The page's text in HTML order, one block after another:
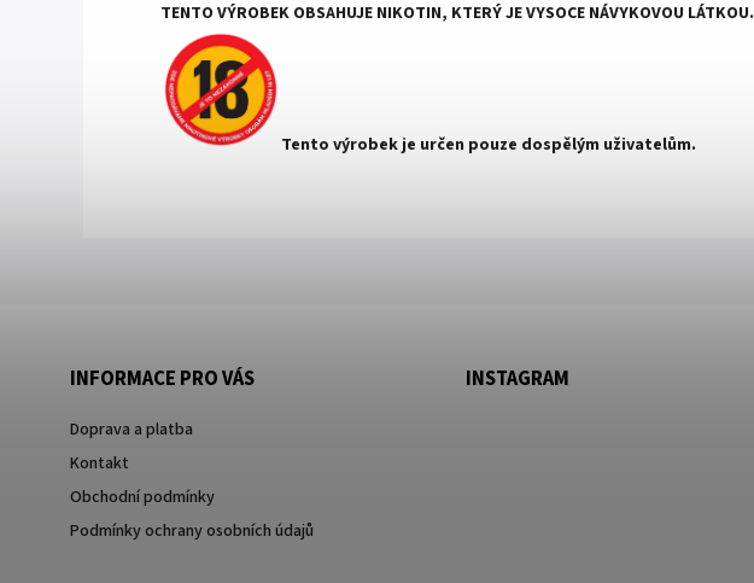
TENTO VÝROBEK OBSAHUJE NIKOTIN, KTERÝ JE VYSOCE NÁVYKOVOU LÁTKOU.
Tento výrobek je určen pouze dospělým uživatelům.
INFORMACE PRO VÁS
Doprava a platba
Kontakt
Obchodní podmínky
Podmínky ochrany osobních údajů
INSTAGRAM